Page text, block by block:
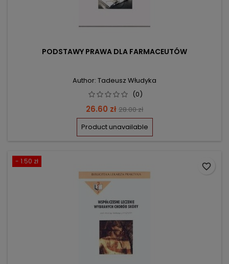
PODSTAWY PRAWA DLA FARMACEUTÓW
Author: Tadeusz Włudyka
(0)
Price
26.60 zł Regular
price
28.00 zł
Product unavailable
- 1.50 zł
favorite_border